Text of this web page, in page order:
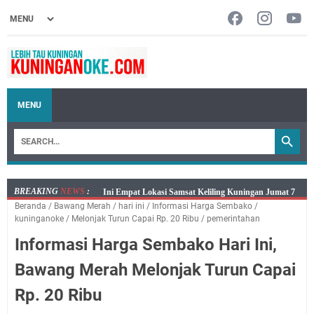
MENU
BREAKING NEWS :
Jumat 7 Agustus 2026 Mobil SIM Keliling Ada di
Kecamatan Sindangagung
Dicabut Dari Hidupmu, Kamu Akan Tetap Berjalan
Kelaparan Meskipun Memiliki Sekarung Penuh Uang
Salat Lima Waktu itu Bukan Cuma Kewajiban, Tapi
Beranda / Bawang Merah / hari ini / Informasi Harga Sembako /
kuninganoke / Melonjak Turun Capai Rp. 20 Ribu / pemerintahan
Informasi Harga Sembako Hari Ini,
Bawang Merah Melonjak Turun Capai
Rp. 20 Ribu